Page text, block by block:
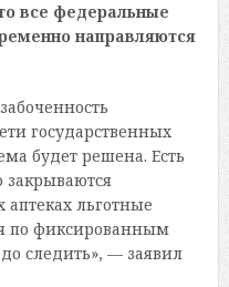
все федеральные
направляются
государственных
будет решена. Есть
закрываются
аптеках льготные
по фиксированным
следить», — заявил